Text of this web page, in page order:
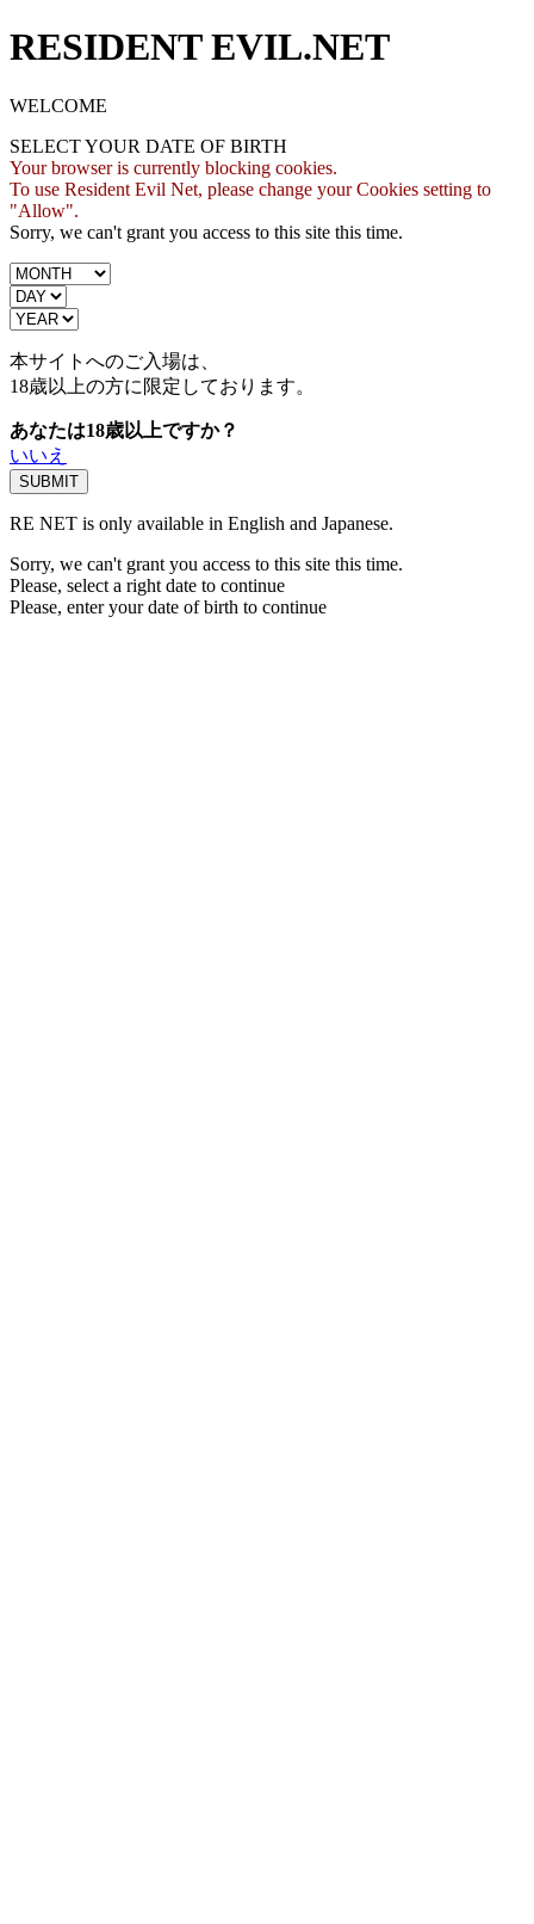
RESIDENT EVIL.NET
WELCOME
SELECT YOUR DATE OF BIRTH
Your browser is currently blocking cookies.
To use Resident Evil Net, please change your Cookies setting to
"Allow".
Sorry, we can't grant you access to this site this time.
本サイトへのご入場は、
18歳以上の方に限定しております。
あなたは18歳以上ですか？
いいえ
RE NET is only available in English and Japanese.
Sorry, we can't grant you access to this site this time.
Please, select a right date to continue
Please, enter your date of birth to continue